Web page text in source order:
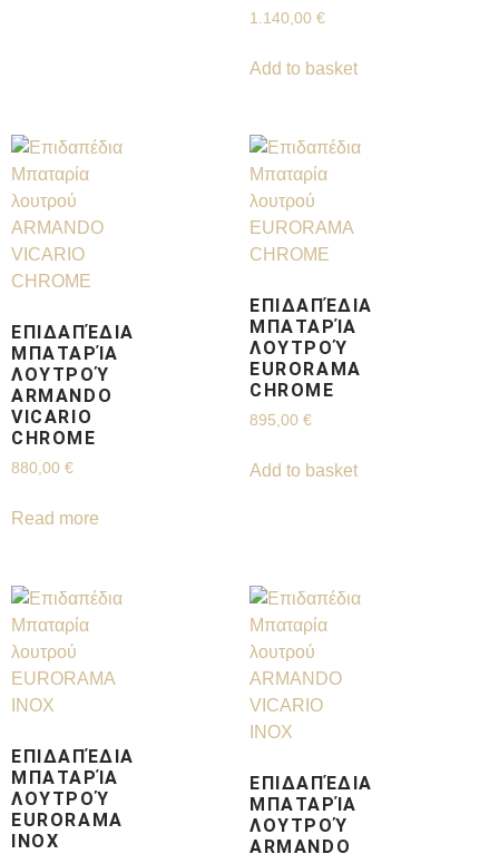
1.140,00 €
Add to basket
ΕΠΙΔΑΠΈΔΙΑ
ΜΠΑΤΑΡΊΑ
ΛΟΥΤΡΟΎ
ARMANDO
VICARIO
CHROME
880,00 €
Read more
ΕΠΙΔΑΠΈΔΙΑ
ΜΠΑΤΑΡΊΑ
ΛΟΥΤΡΟΎ
EURORAMA
CHROME
895,00 €
Add to basket
ΕΠΙΔΑΠΈΔΙΑ
ΜΠΑΤΑΡΊΑ
ΛΟΥΤΡΟΎ
EURORAMA
INOX
ΕΠΙΔΑΠΈΔΙΑ
ΜΠΑΤΑΡΊΑ
ΛΟΥΤΡΟΎ
ARMANDO